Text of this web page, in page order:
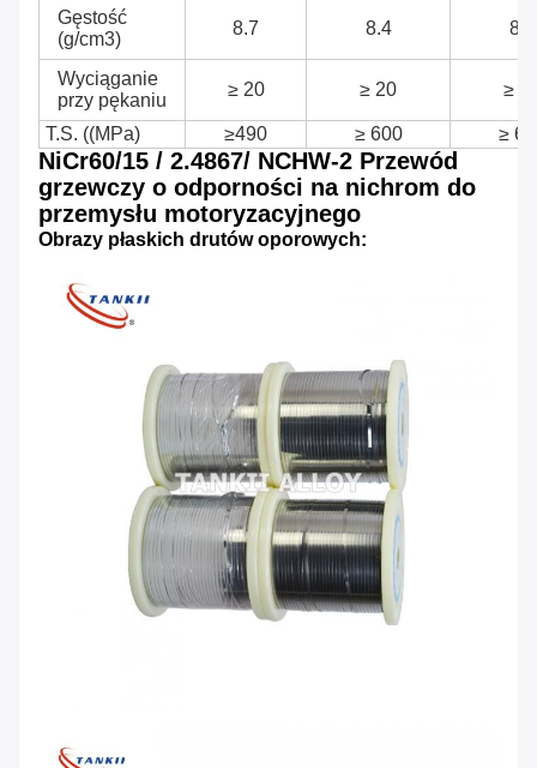
Gęstość
(g/cm3)
8.7 8.4 8.1
Wyciąganie
przy pękaniu
≥ 20 ≥ 20 ≥
T.S. ((MPa) ≥490 ≥ 600 ≥
NiCr60/15 / 2.4867/ NCHW-2 Przewód
grzewczy o odporności na nichrom do
przemysłu motoryzacyjnego
Obrazy płaskich drutów oporowych: